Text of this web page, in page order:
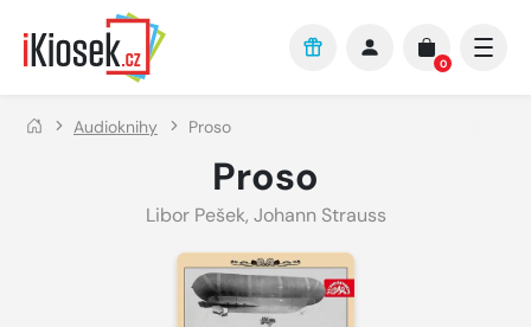
Přejít na hlavní obsah
0
Audioknihy Proso
Proso
Libor Pešek, Johann Strauss